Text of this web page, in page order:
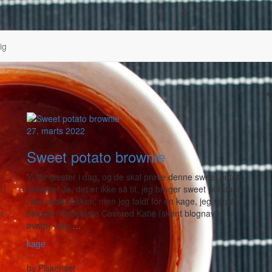
27. marts 2022
Sweet potato brownie
Vi får gæster i dag, og de skal prøve denne sweet potato
brownie! Ja, det er ikke så tit, jeg bruger sweet potatoes
i det søde køkken, men jeg faldt for en kage, jeg så på
bloggen Chocolate Covered Katie (skønt blognavn i
øvrigt). Jeg …
kage
-
by Piskeriset